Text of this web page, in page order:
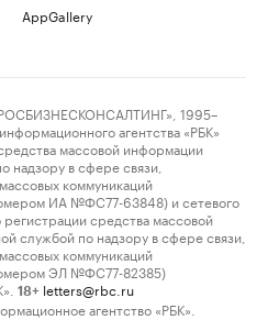
AppGallery
1995–
агентства «РБК»
массовой информации
надзору в сфере связи,
коммуникаций
ИА №ФС77-63848) и сетевого
регистрации средства массовой
службой по надзору в сфере связи,
коммуникаций
ЭЛ №ФС77-82385)
18+ letters@rbc.ru
агентство «РБК».